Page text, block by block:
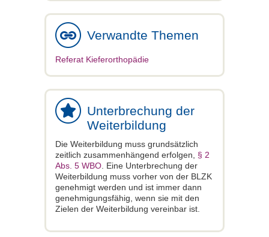
Verwandte Themen
Referat Kieferorthopädie
Unterbrechung der
Weiterbildung
Die Weiterbildung muss grundsätzlich
zeitlich zusammenhängend erfolgen, § 2
Abs. 5 WBO . Eine Unterbrechung der
Weiterbildung muss vorher von der BLZK
genehmigt werden und ist immer dann
genehmigungsfähig, wenn sie mit den
Zielen der Weiterbildung vereinbar ist.